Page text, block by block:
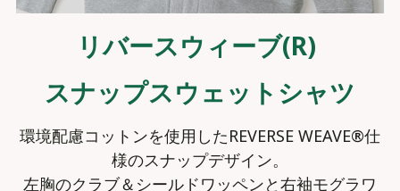
リバースウィーブ(R)
スナップスウェットシャツ
環境配慮コットンを使用したREVERSE WEAVE®仕
様のスナップデザイン。
左胸のクラブ＆シールドワッペンと右袖モグラワ